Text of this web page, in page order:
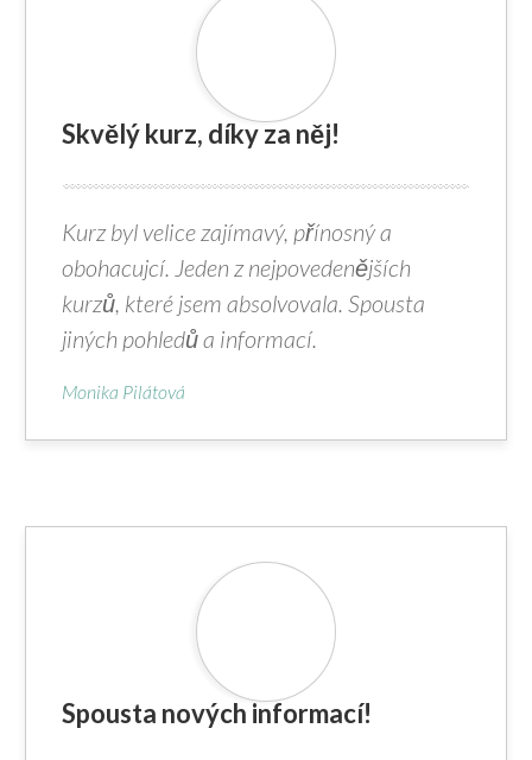
Skvělý kurz, díky za něj!
Kurz byl velice zajímavý, přínosný a
obohacujcí. Jeden z nejpovedenějších
kurzů, které jsem absolvovala. Spousta
jiných pohledů a informací.
Monika Pilátová
Spousta nových informací!